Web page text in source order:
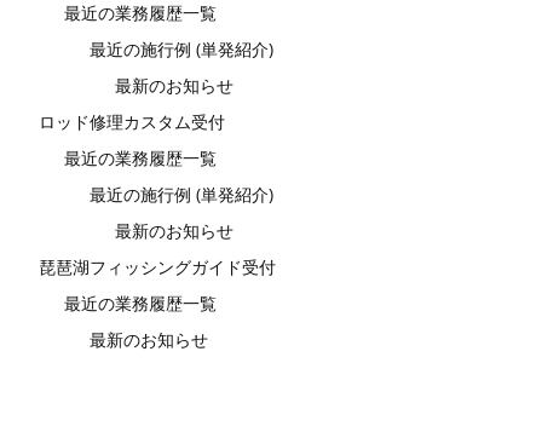
最近の業務履歴一覧
最近の施行例 (単発紹介)
最新のお知らせ
ロッド修理カスタム受付
最近の業務履歴一覧
最近の施行例 (単発紹介)
最新のお知らせ
琵琶湖フィッシングガイド受付
最近の業務履歴一覧
最新のお知らせ